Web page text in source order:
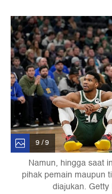
9 / 9
Namun, hingga saat
pihak pemain maupun
diajukan.